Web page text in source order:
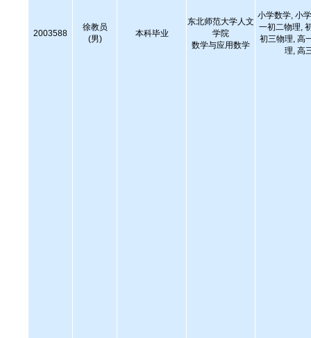
2003588
徐教员
(男)
本科毕业
东北师范大学人文
学院
数学与应用数学
小学数学, 小
一初二物理,
初三物理, 高
理, 高